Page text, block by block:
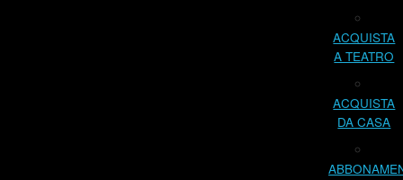
ACQUISTA
A TEATRO
ACQUISTA
DA CASA